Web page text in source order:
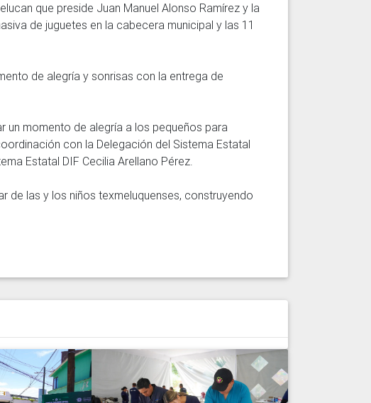
que preside Juan Manuel Alonso Ramírez y la
de juguetes en la cabecera municipal y las 11
de alegría y sonrisas con la entrega de
un momento de alegría a los pequeños para
con la Delegación del Sistema Estatal
Estatal DIF Cecilia Arellano Pérez.
de las y los niños texmeluquenses, construyendo